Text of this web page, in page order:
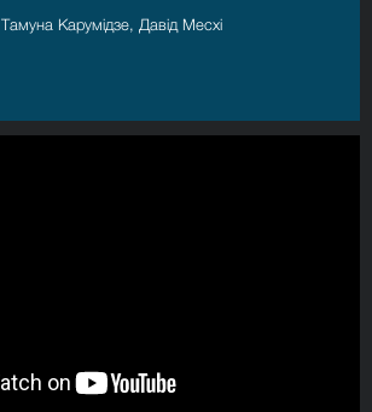
Карумідзе, Давід Месхі